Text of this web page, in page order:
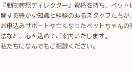
『動物葬祭ディレクター』資格を持ち、ペット
関する豊かな知識と経験のあるスタッフたちが
お申込みサポートや亡くなったペットちゃんの
法など、心を込めてご案内いたします。
私たちになんでもご相談ください。